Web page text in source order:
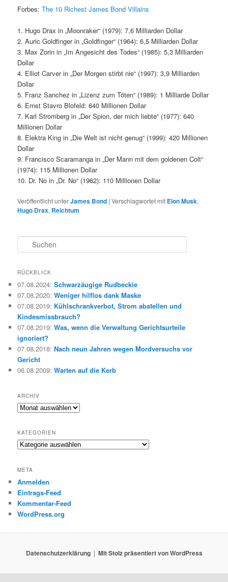
Forbes:The 10 Richest James Bond Villains
1. Hugo Drax in „Moonraker“ (1979): 7,6 Milliarden Dollar
2. Auric Goldfinger in „Goldfinger“ (1964): 6,5 Milliarden Dollar
3. Max Zorin in „Im Angesicht des Todes“ (1985): 5,3 Milliarden
Dollar
4. Elliot Carver in „Der Morgen stirbt nie“ (1997): 3,9 Milliarden
Dollar
5. Franz Sanchez in „Lizenz zum Töten“ (1989): 1 Milliarde Dollar
6. Ernst Stavro Blofeld: 640 Millionen Dollar
7. Karl Stromberg in „Der Spion, der mich liebte“ (1977): 640
Millionen Dollar
8. Elektra King in „Die Welt ist nicht genug“ (1999): 420 Millionen
Dollar
9. Francisco Scaramanga in „Der Mann mit dem goldenen Colt“
(1974): 115 Millionen Dollar
10. Dr. No in „Dr. No“ (1962): 110 Millionen Dollar
Veröffentlicht unterJames Bond |Verschlagwortet mit Elon Musk,
Hugo Drax, Reichtum
u
h
n
RÜCKBLICK
07.08.2024:Schwarzäugige Rudbeckie
07.08.2020:Weniger hilflos dank Maske
07.08.2019: Kühlschrankverbot, Strom abstellen und
Kindesmissbrauch?
07.08.2019:Was, wenn die Verwaltung Gerichtsurteile
ignoriert?
07.08.2018:Nach neun Jahren wegen Mordversuchs vor
Gericht
06.08.2009:Warten auf die Kerb
ARCHIV
Archiv
KATEGORIEN
Kategorien
META
Anmelden
Eintrags-Feed
Kommentar-Feed
WordPress.org
Datenschutzerklärung Mit Stolz präsentiert von WordPress